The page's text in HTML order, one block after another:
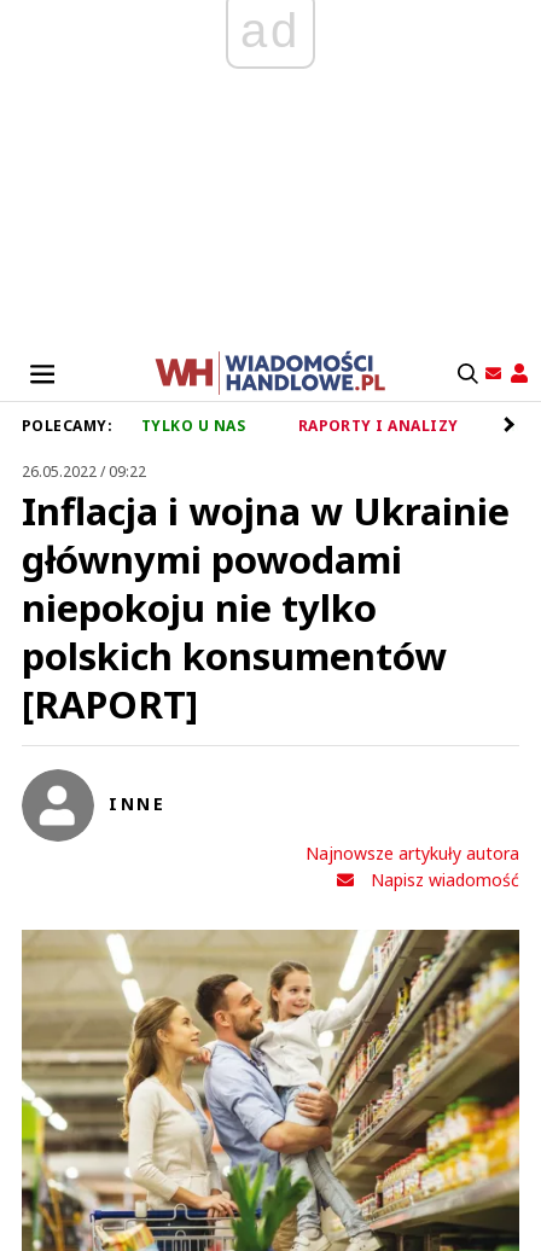
ad
POLECAMY: TYLKO U NAS RAPORTY I ANALIZY
26.05.2022 / 09:22
Inflacja i wojna w Ukrainie
głównymi powodami
niepokoju nie tylko
polskich konsumentów
[RAPORT]
INNE
Najnowsze artykuły autora
Napisz wiadomość